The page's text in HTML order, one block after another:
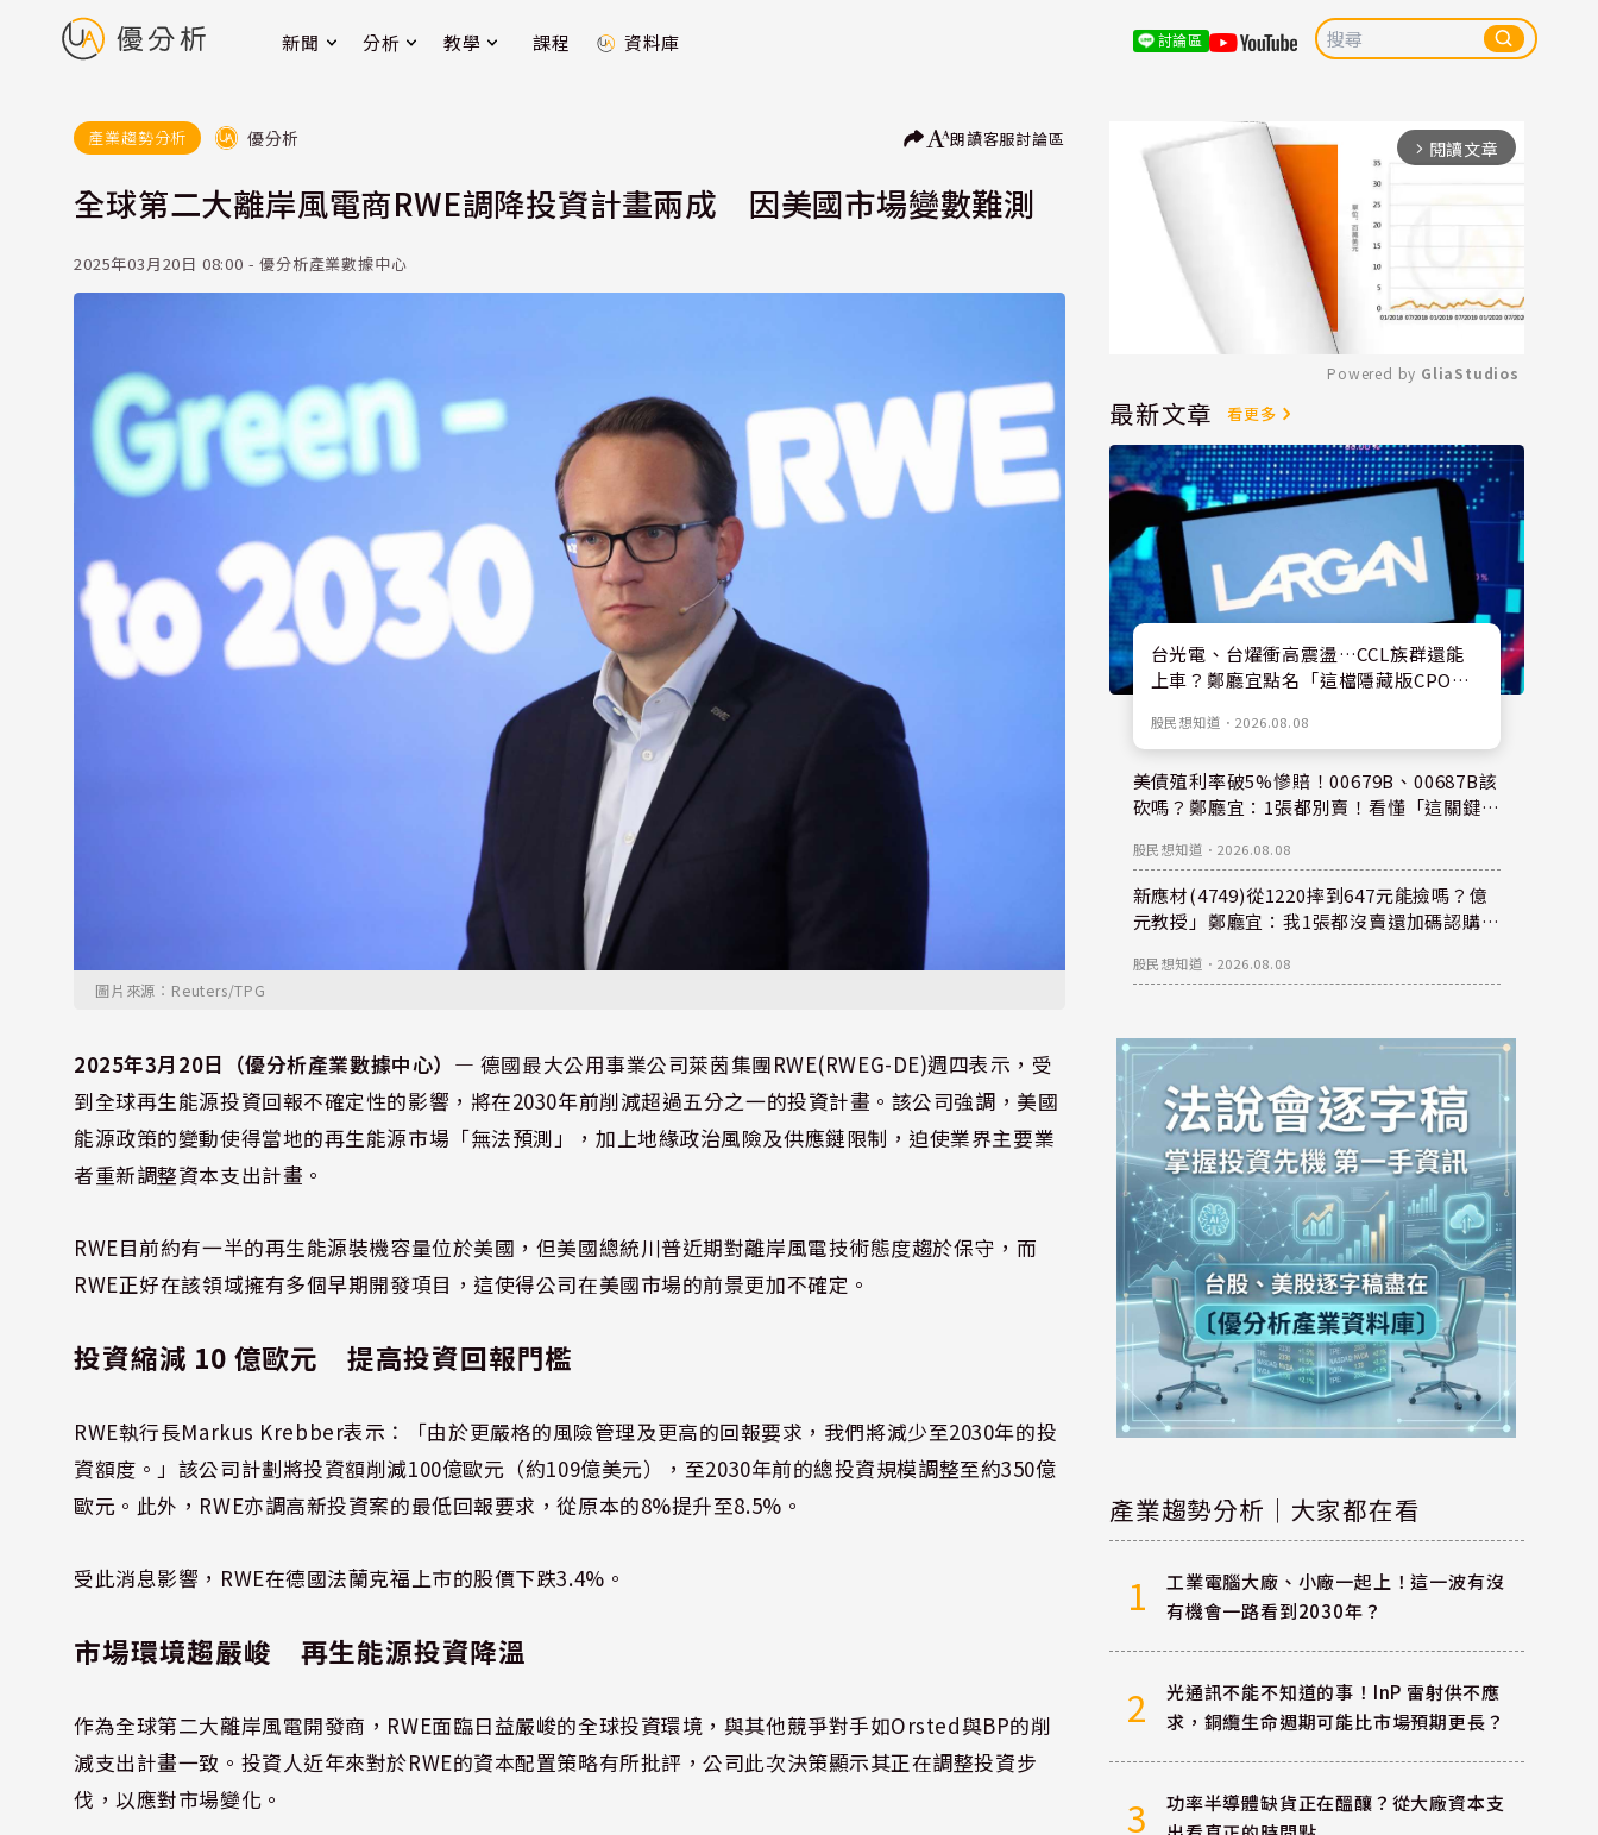
新聞 分析 教學 課程 資料庫 討論區
產業趨勢分析 優分析 朗讀客服討論區
全球第二大離岸風電商RWE調降投資計畫兩成 因美國市場變數難測
2025年03月20日 08:00 - 優分析產業數據中心
圖片來源：Reuters/TPG
2025年3月20日（優分析產業數據中心）— 德國最大公用事業公司萊茵集團RWE(RWEG-DE)週四表示，受
到全球再生能源投資回報不確定性的影響，將在2030年前削減超過五分之一的投資計畫。該公司強調，美國
能源政策的變動使得當地的再生能源市場「無法預測」，加上地緣政治風險及供應鏈限制，迫使業界主要業
者重新調整資本支出計畫。
RWE目前約有一半的再生能源裝機容量位於美國，但美國總統川普近期對離岸風電技術態度趨於保守，而
RWE正好在該領域擁有多個早期開發項目，這使得公司在美國市場的前景更加不確定。
投資縮減 10 億歐元 提高投資回報門檻
RWE執行長Markus Krebber表示：「由於更嚴格的風險管理及更高的回報要求，我們將減少至2030年的投
資額度。」該公司計劃將投資額削減100億歐元（約109億美元），至2030年前的總投資規模調整至約350億
歐元。此外，RWE亦調高新投資案的最低回報要求，從原本的8%提升至8.5%。
受此消息影響，RWE在德國法蘭克福上市的股價下跌3.4%。
市場環境趨嚴峻 再生能源投資降溫
作為全球第二大離岸風電開發商，RWE面臨日益嚴峻的全球投資環境，與其他競爭對手如Orsted與BP的削
減支出計畫一致。投資人近年來對於RWE的資本配置策略有所批評，公司此次決策顯示其正在調整投資步
伐，以應對市場變化。
arrow_forward_ios 閱讀文章
Mute
Powered by GliaStudios
最新文章 看更多
台光電、台燿衝高震盪…CCL族群還能
上車？鄭廳宜點名「這檔隱藏版CPO
股民想知道 ． 2026.08.08
美債殖利率破5%慘賠！00679B、00687B該
砍嗎？鄭廳宜：1張都別賣！看懂「這關鍵」
股民想知道 ． 2026.08.08
新應材(4749)從1220摔到647元能撿嗎？億
元教授」鄭廳宜：我1張都沒賣還加碼認購？
股民想知道 ． 2026.08.08
產業趨勢分析｜大家都在看
1
工業電腦大廠、小廠一起上！這一波有沒
有機會一路看到2030年？
2
光通訊不能不知道的事！InP 雷射供不應
求，銅纜生命週期可能比市場預期更長？
3
功率半導體缺貨正在醞釀？從大廠資本支